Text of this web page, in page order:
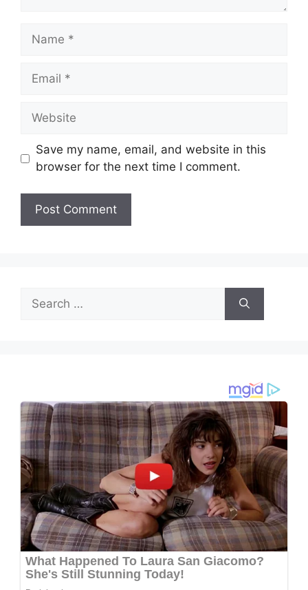
Name
Email
Website
Save my name, email, and website in this
browser for the next time I comment.
for: